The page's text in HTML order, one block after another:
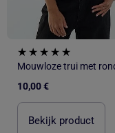
Mouwloze trui met
10,00 €
Bekijk product